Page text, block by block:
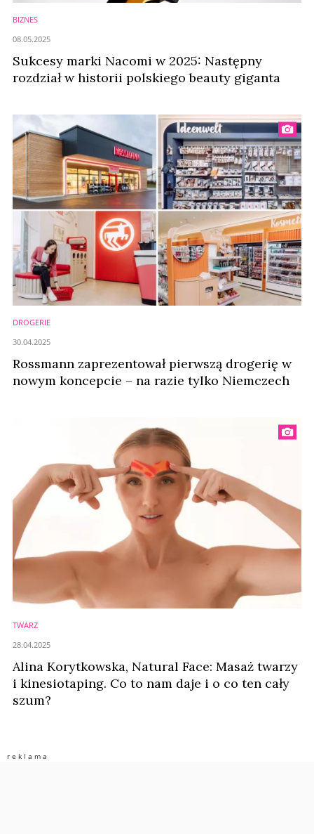
BIZNES
Sukcesy marki Nacomi w 2025: Następny
rozdział w historii polskiego beauty giganta
08.05.2025
DROGERIE
Rossmann zaprezentował pierwszą drogerię w
nowym koncepcie – na razie tylko Niemczech
30.04.2025
TWARZ
Alina Korytkowska, Natural Face: Masaż twarzy
i kinesiotaping. Co to nam daje i o co ten cały
szum?
28.04.2025